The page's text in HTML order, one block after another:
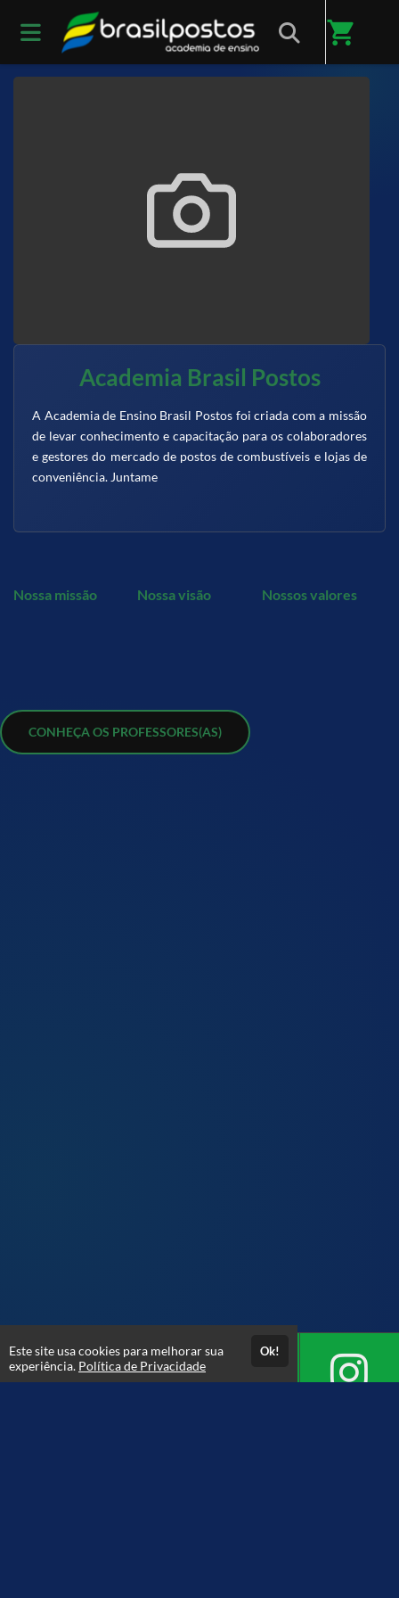
shopping_cart
Início / Sobre nós
Academia Brasil Postos
A Academia de Ensino Brasil Postos foi criada com a missão
de levar conhecimento e capacitação para os colaboradores
e gestores do mercado de postos de combustíveis e lojas de
conveniência. Juntame
Nossa missão Nossa visão Nossos valores
CONHEÇA OS PROFESSORES(AS)
Este site usa cookies para melhorar sua
experiência. Política de Privacidade
Ok!